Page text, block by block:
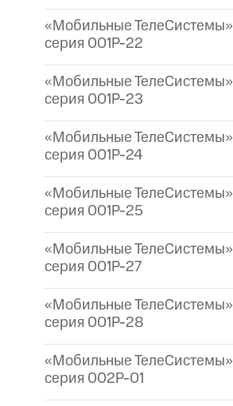
«Мобильные ТелеСистемы»
серия 001P-22
«Мобильные ТелеСистемы»
серия 001P-23
«Мобильные ТелеСистемы»
серия 001P-24
«Мобильные ТелеСистемы»
серия 001P-25
«Мобильные ТелеСистемы»
серия 001P-27
«Мобильные ТелеСистемы»
серия 001P-28
«Мобильные ТелеСистемы»
серия 002P-01